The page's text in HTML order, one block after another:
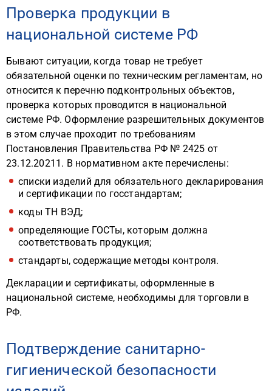
Проверка продукции в
национальной системе РФ
Бывают ситуации, когда товар не требует
обязательной оценки по техническим регламентам, но
относится к перечню подконтрольных объектов,
проверка которых проводится в национальной
системе РФ. Оформление разрешительных документов
в этом случае проходит по требованиям
Постановления Правительства РФ № 2425 от
23.12.20211. В нормативном акте перечислены:
списки изделий для обязательного декларирования
и сертификации по госстандартам;
коды ТН ВЭД;
определяющие ГОСТы, которым должна
соответствовать продукция;
стандарты, содержащие методы контроля.
Декларации и сертификаты, оформленные в
национальной системе, необходимы для торговли в
РФ.
Подтверждение санитарно-
гигиенической безопасности